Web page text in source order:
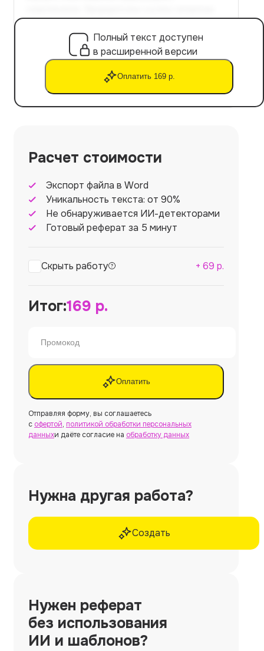
Полный текст доступен
в расширенной версии
Оплатить 169 р.
Расчет стоимости
Экспорт файла в Word
Уникальность текста: от 90%
Не обнаруживается ИИ-детекторами
Готовый реферат за 5 минут
Скрыть работу + 69 р.
Итог:169 р.
Оплатить
Отправляя форму, вы соглашаетесь
с офертой, политикой обработки персональных
данныхи даёте согласие на обработку данных
Нужна другая работа?
Создать
Нужен реферат
без использования
ИИ и шаблонов?